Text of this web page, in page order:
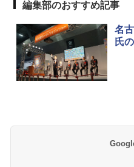
編集部のおすすめ記事
名
氏